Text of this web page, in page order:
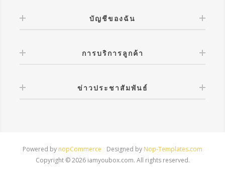
บัญชีของฉัน
การบริการลูกค้า
ข่าวประชาสัมพันธ์
Powered by nopCommerce Designed by Nop-Templates.com
Copyright © 2026 iamyoubox.com. All rights reserved.